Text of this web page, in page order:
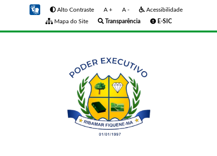
Alto Contraste A + A -
Acessibilidade
Mapa do Site
Transparência E-SIC